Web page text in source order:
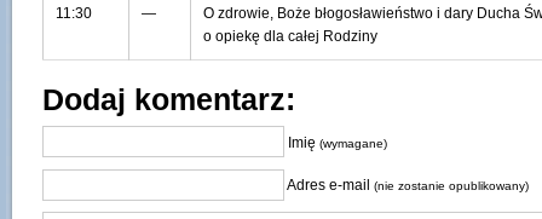
11:30 —
O zdrowie, Boże błogosławieństwo i dary Ducha
o opiekę dla całej Rodziny
Dodaj komentarz:
Imię (wymagane)
Adres e-mail (nie zostanie opublikowany)